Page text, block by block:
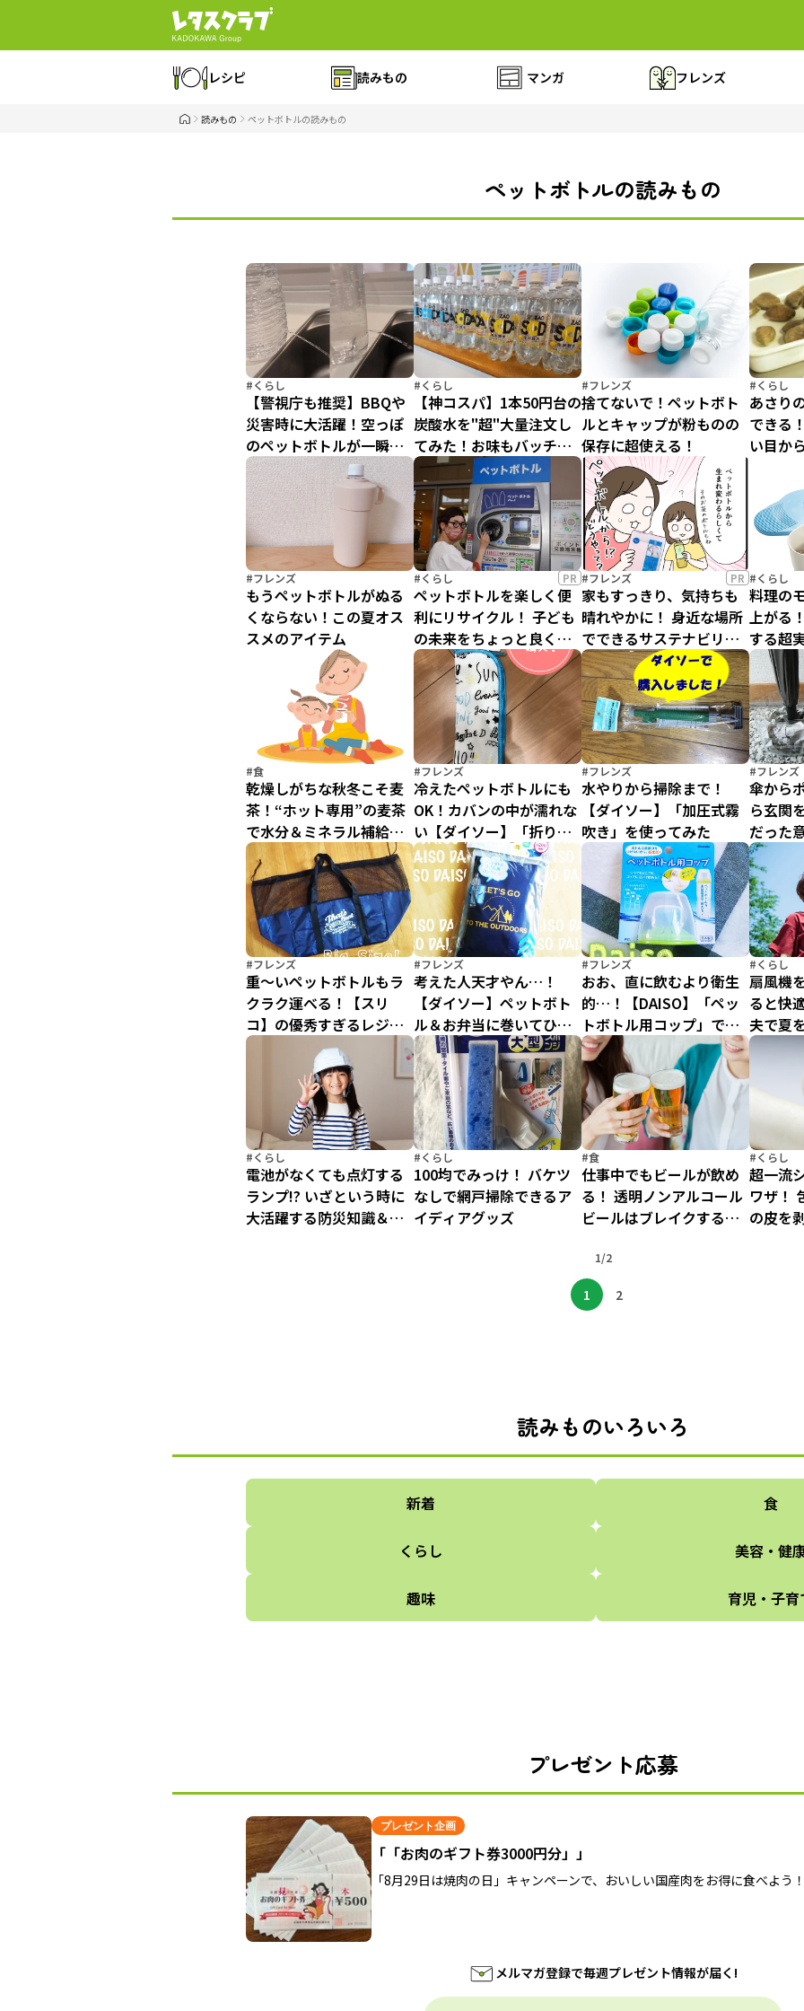
レシピ 読みもの マンガ フレンズ
読みもの ペットボトルの読みもの
ペットボトルの読みもの
#くらし
【警視庁も推奨】BBQや
災害時に大活躍！空っぽ
のペットボトルが一瞬で
「蛇口」に変わる天才的
裏ワザ
#くらし
【神コスパ】1本50円台の
炭酸水を"超"大量注文し
てみた！お味もバッチ
リ、夏はコレ一択！
#フレンズ
捨てないで！ペットボト
ルとキャップが粉ものの
保存に超使える！
#くらし
あさり
できる
い目か
#フレンズ
もうペットボトルがぬる
くならない！この夏オス
スメのアイテム
PR
#くらし
ペットボトルを楽しく便
利にリサイクル！ 子ども
の未来をちょっと良くす
る取り組みと、その先⁉
PR
#フレンズ
家もすっきり、気持ちも
晴れやかに！ 身近な場所
でできるサステナビリテ
ィ体験
#くらし
料理の
上がる
する超
ラブイ
チンア
#食
乾燥しがちな秋冬こそ麦
茶！“ホット専用”の麦茶
で水分＆ミネラル補給、
しませんか？
#フレンズ
冷えたペットボトルにも
OK！カバンの中が濡れな
い【ダイソー】「折りた
たみ傘用収納袋」
#フレンズ
水やりから掃除まで！
【ダイソー】「加圧式霧
吹き」を使ってみた
#フレンズ
傘から
ら玄関
だった
躍!!
#フレンズ
重〜いペットボトルもラ
クラク運べる！【スリ
コ】の優秀すぎるレジカ
ゴバッグ
#フレンズ
考えた人天才やん…！
【ダイソー】ペットボト
ル＆お弁当に巻いてひん
やり保冷【200円アイスパ
ック】がナイスすぎる！
#フレンズ
おお、直に飲むより衛生
的…！【DAISO】「ペッ
トボトル用コップ」で飲
み残し対策！
#くらし
扇風機
ると快
夫で夏
クニッ
#くらし
電池がなくても点灯する
ランプ!? いざという時に
大活躍する防災知識＆防
#くらし
100均でみっけ！ バケツ
なしで網戸掃除できるア
イディアグッズ
#食
仕事中でもビールが飲め
る！ 透明ノンアルコール
ビールはブレイクする
#くらし
超一流
ワザ！
の皮を
1/2
1 2
読みものいろいろ
新着 食
くらし 美容・健
趣味 育児・子育
プレゼント応募
プレゼント企画
「「お肉のギフト券3000円分」」
「8月29日は焼肉の日」キャンペーンで、おいしい国産肉をお得に食べよう
メルマガ登録で毎週プレゼント情報が届く!